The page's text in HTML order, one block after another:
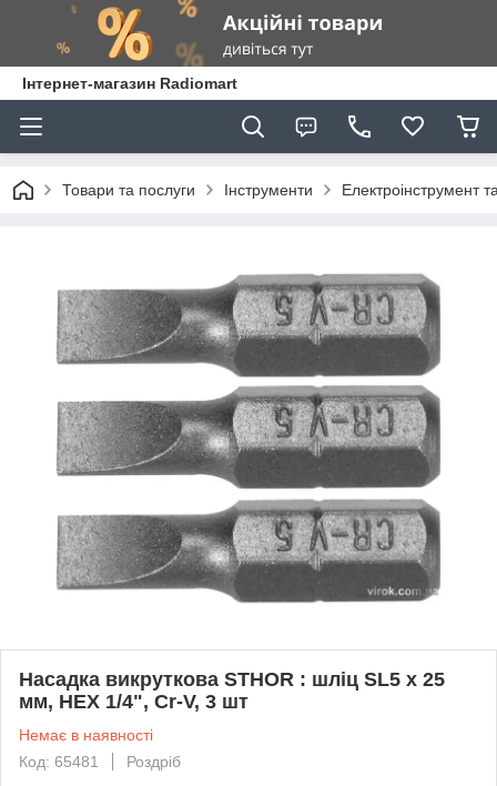
Інтернет-магазин Radiomart
Товари та послуги Інструменти Електроінструмент
Насадка викруткова STHOR : шліц SL5 x 25
мм, HEX 1/4", Cr-V, 3 шт
Немає в наявності
Код: 65481
Роздріб